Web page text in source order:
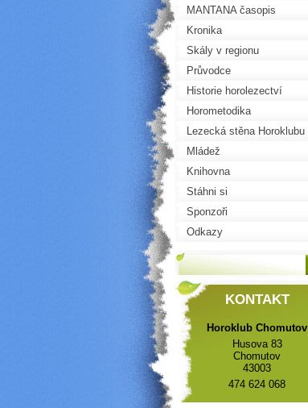
MANTANA časopis
Kronika
Skály v regionu
Průvodce
Historie horolezectví
Horometodika
Lezecká stěna Horoklubu
Mládež
Knihovna
Stáhni si
Sponzoři
Odkazy
KONTAKT
Horoklub Chomutov
Husova 83
Chomutov
43003
474 624 068